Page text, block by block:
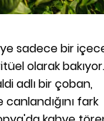
sadece bir
olarak bakıyor.
adlı bir çoban,
fark